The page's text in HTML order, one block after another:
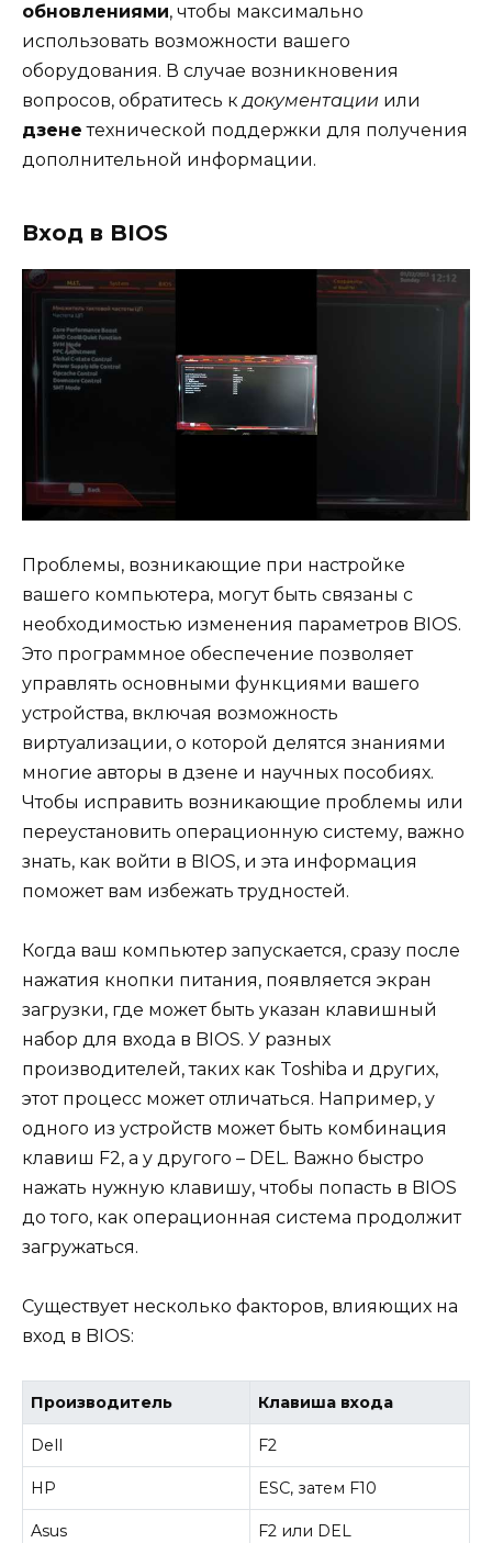
обновлениями, чтобы максимально
использовать возможности вашего
оборудования. В случае возникновения
вопросов, обратитесь к документации или
дзене технической поддержки для получения
дополнительной информации.
Вход в BIOS
Проблемы, возникающие при настройке
вашего компьютера, могут быть связаны с
необходимостью изменения параметров BIOS.
Это программное обеспечение позволяет
управлять основными функциями вашего
устройства, включая возможность
виртуализации, о которой делятся знаниями
многие авторы в дзене и научных пособиях.
Чтобы исправить возникающие проблемы или
переустановить операционную систему, важно
знать, как войти в BIOS, и эта информация
поможет вам избежать трудностей.
Когда ваш компьютер запускается, сразу после
нажатия кнопки питания, появляется экран
загрузки, где может быть указан клавишный
набор для входа в BIOS. У разных
производителей, таких как Toshiba и других,
этот процесс может отличаться. Например, у
одного из устройств может быть комбинация
клавиш F2, а у другого – DEL. Важно быстро
нажать нужную клавишу, чтобы попасть в BIOS
до того, как операционная система продолжит
загружаться.
Существует несколько факторов, влияющих на
вход в BIOS:
Производитель Клавиша входа
Dell F2
HP ESC, затем F10
Asus F2 или DEL